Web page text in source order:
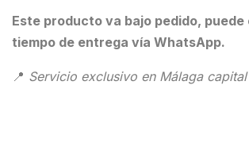
Este producto va bajo pedido,
tiempo de entrega vía WhatsApp.
📍 Servicio exclusivo en Málaga